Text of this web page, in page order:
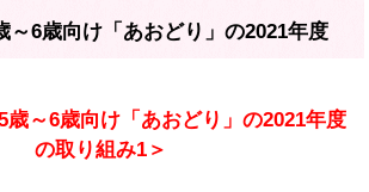
～6歳向け「あおどり」の2021年度
歳～6歳向け「あおどり」の2021年度
の取り組み1＞